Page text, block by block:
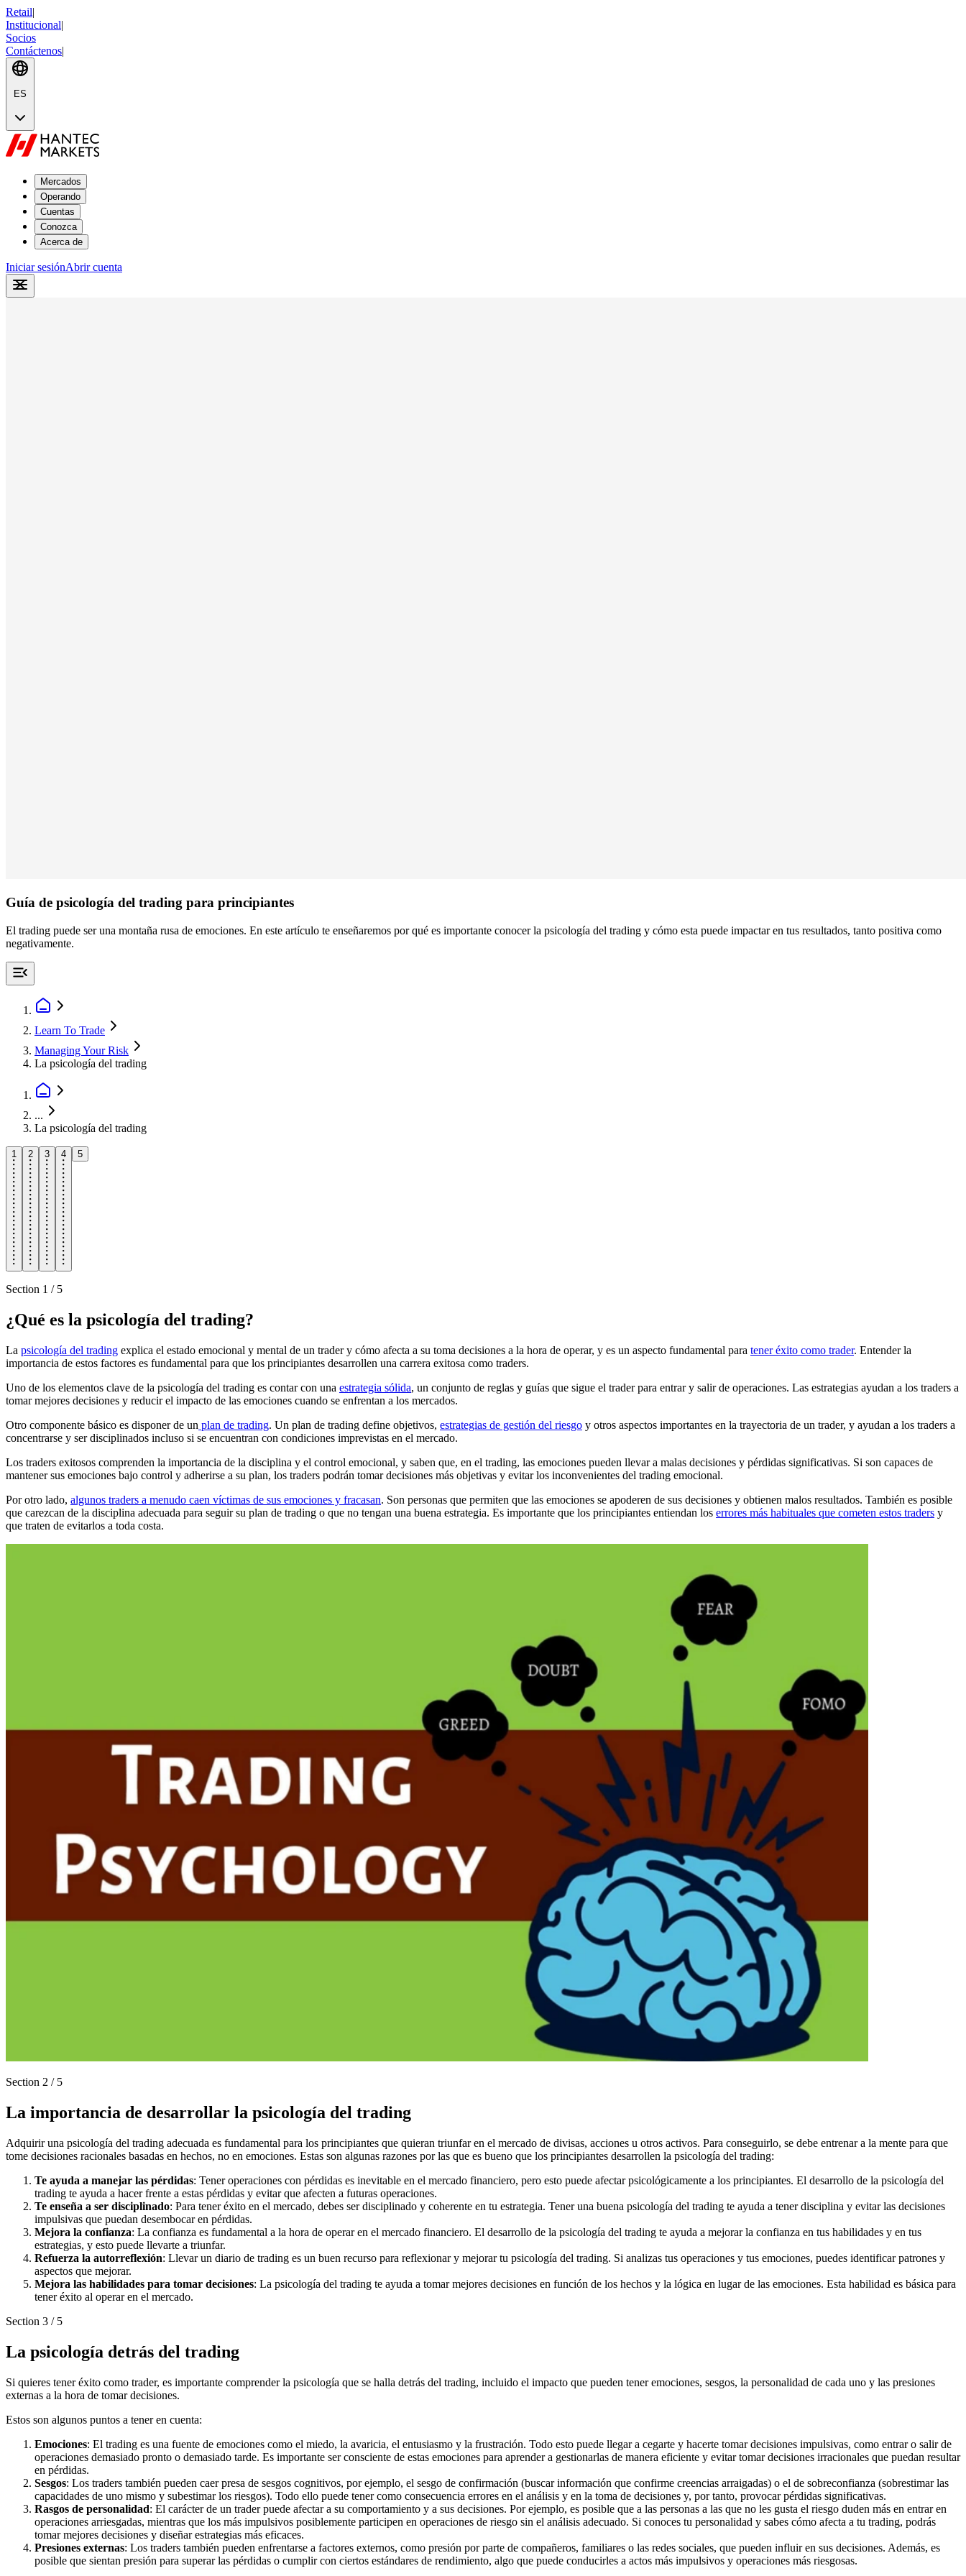
Retail|
Institucional|
Socios
Contáctenos|
ES
Mercados
Operando
Cuentas
Conozca
Acerca de
Iniciar sesiónAbrir cuenta
Guía de psicología del trading para principiantes
El trading puede ser una montaña rusa de emociones. En este artículo te enseñaremos por qué es importante conocer la psicología del trading y cómo esta puede impactar en tus resultados, tanto positiva como
negativamente.
Learn To Trade
Managing Your Risk
La psicología del trading
...
La psicología del trading
1 2 3 4 5
Section 1 / 5
¿Qué es la psicología del trading?
La psicología del trading explica el estado emocional y mental de un trader y cómo afecta a su toma decisiones a la hora de operar, y es un aspecto fundamental para tener éxito como trader. Entender la
importancia de estos factores es fundamental para que los principiantes desarrollen una carrera exitosa como traders.
Uno de los elementos clave de la psicología del trading es contar con una estrategia sólida, un conjunto de reglas y guías que sigue el trader para entrar y salir de operaciones. Las estrategias ayudan a los traders a
tomar mejores decisiones y reducir el impacto de las emociones cuando se enfrentan a los mercados.
Otro componente básico es disponer de un plan de trading. Un plan de trading define objetivos, estrategias de gestión del riesgo y otros aspectos importantes en la trayectoria de un trader, y ayudan a los traders a
concentrarse y ser disciplinados incluso si se encuentran con condiciones imprevistas en el mercado.
Los traders exitosos comprenden la importancia de la disciplina y el control emocional, y saben que, en el trading, las emociones pueden llevar a malas decisiones y pérdidas significativas. Si son capaces de
mantener sus emociones bajo control y adherirse a su plan, los traders podrán tomar decisiones más objetivas y evitar los inconvenientes del trading emocional.
Por otro lado, algunos traders a menudo caen víctimas de sus emociones y fracasan. Son personas que permiten que las emociones se apoderen de sus decisiones y obtienen malos resultados. También es posible
que carezcan de la disciplina adecuada para seguir su plan de trading o que no tengan una buena estrategia. Es importante que los principiantes entiendan los errores más habituales que cometen estos traders y
que traten de evitarlos a toda costa.
Section 2 / 5
La importancia de desarrollar la psicología del trading
Adquirir una psicología del trading adecuada es fundamental para los principiantes que quieran triunfar en el mercado de divisas, acciones u otros activos. Para conseguirlo, se debe entrenar a la mente para que
tome decisiones racionales basadas en hechos, no en emociones. Estas son algunas razones por las que es bueno que los principiantes desarrollen la psicología del trading:
Te ayuda a manejar las pérdidas: Tener operaciones con pérdidas es inevitable en el mercado financiero, pero esto puede afectar psicológicamente a los principiantes. El desarrollo de la psicología del
trading te ayuda a hacer frente a estas pérdidas y evitar que afecten a futuras operaciones.
Te enseña a ser disciplinado: Para tener éxito en el mercado, debes ser disciplinado y coherente en tu estrategia. Tener una buena psicología del trading te ayuda a tener disciplina y evitar las decisiones
impulsivas que puedan desembocar en pérdidas.
Mejora la confianza: La confianza es fundamental a la hora de operar en el mercado financiero. El desarrollo de la psicología del trading te ayuda a mejorar la confianza en tus habilidades y en tus
estrategias, y esto puede llevarte a triunfar.
Refuerza la autorreflexión: Llevar un diario de trading es un buen recurso para reflexionar y mejorar tu psicología del trading. Si analizas tus operaciones y tus emociones, puedes identificar patrones y
aspectos que mejorar.
Mejora las habilidades para tomar decisiones: La psicología del trading te ayuda a tomar mejores decisiones en función de los hechos y la lógica en lugar de las emociones. Esta habilidad es básica para
tener éxito al operar en el mercado.
Section 3 / 5
La psicología detrás del trading
Si quieres tener éxito como trader, es importante comprender la psicología que se halla detrás del trading, incluido el impacto que pueden tener emociones, sesgos, la personalidad de cada uno y las presiones
externas a la hora de tomar decisiones.
Estos son algunos puntos a tener en cuenta:
Emociones: El trading es una fuente de emociones como el miedo, la avaricia, el entusiasmo y la frustración. Todo esto puede llegar a cegarte y hacerte tomar decisiones impulsivas, como entrar o salir de
operaciones demasiado pronto o demasiado tarde. Es importante ser consciente de estas emociones para aprender a gestionarlas de manera eficiente y evitar tomar decisiones irracionales que puedan resultar
en pérdidas.
Sesgos: Los traders también pueden caer presa de sesgos cognitivos, por ejemplo, el sesgo de confirmación (buscar información que confirme creencias arraigadas) o el de sobreconfianza (sobrestimar las
capacidades de uno mismo y subestimar los riesgos). Todo ello puede tener como consecuencia errores en el análisis y en la toma de decisiones y, por tanto, provocar pérdidas significativas.
Rasgos de personalidad: El carácter de un trader puede afectar a su comportamiento y a sus decisiones. Por ejemplo, es posible que a las personas a las que no les gusta el riesgo duden más en entrar en
operaciones arriesgadas, mientras que los más impulsivos posiblemente participen en operaciones de riesgo sin el análisis adecuado. Si conoces tu personalidad y sabes cómo afecta a tu trading, podrás
tomar mejores decisiones y diseñar estrategias más eficaces.
Presiones externas: Los traders también pueden enfrentarse a factores externos, como presión por parte de compañeros, familiares o las redes sociales, que pueden influir en sus decisiones. Además, es
posible que sientan presión para superar las pérdidas o cumplir con ciertos estándares de rendimiento, algo que puede conducirles a actos más impulsivos y operaciones más riesgosas.